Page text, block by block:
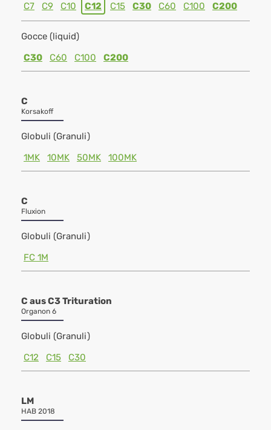
C7 C9 C10 C12 C15 C30 C60 C100 C200
Gocce (liquid)
C30
C60 C100 C200
C
Korsakoff
Globuli (Granuli)
1MK
10MK 50MK 100MK
C
Fluxion
Globuli (Granuli)
FC 1M
C aus C3 Trituration
Organon 6
Globuli (Granuli)
C12
C15 C30
LM
HAB 2018